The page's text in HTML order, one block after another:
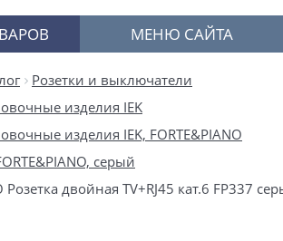
МЕНЮ САЙТА
Розетки и выключатели
изделия IEK
изделия IEK, FORTE&PIANO
серый
Розетка двойная TV+RJ45 кат.6 FP337